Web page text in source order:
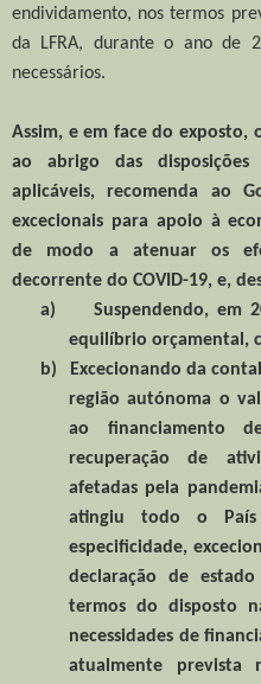
endividamento, nos termos
da LFRA, durante o ano de
necessários.
Assim, e em face do exposto,
ao abrigo das disposições
aplicáveis, recomenda ao
excecionais para apoio à
de modo a atenuar os
decorrente do COVID-19, e,
a)
Suspendendo, em
equilíbrio orçamental,
b)
Excecionando da
região autónoma o
ao financiamento
recuperação de
afetadas pela
atingiu todo o
especificidade,
declaração de
termos do disposto
necessidades de
atualmente